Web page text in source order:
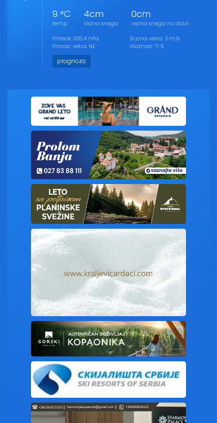
9 °C
temp.
4cm
visina snega
0cm
visina snega na stazi
Pritisak: 835.4 hPa
Pravac vetra: NE
Brzina vetra: 3 m/s
Vlažnost: 71 %
prognoza